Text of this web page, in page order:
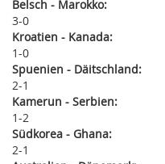
Belsch - Marokko:
3 0
Kroatien - Kanada:
1 0
Spuenien - Däitschland:
2 1
Kamerun - Serbien:
1 2
Südkorea - Ghana:
2 1